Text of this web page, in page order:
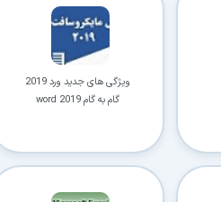
ویژگی های جدید ورد 2019
گام به گام word 2019